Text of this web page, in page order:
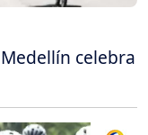
celebra